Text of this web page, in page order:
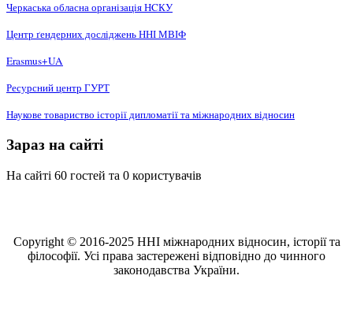
Черкаська обласна організація НCКУ
Центр ґендерних досліджень ННІ МВІФ
Erasmus+UA
Ресурсний центр ГУРТ
Наукове товариство історії дипломатії та міжнародних відносин
Зараз на сайті
На сайті 60 гостей та 0 користувачів
Copyright © 2016-2025 ННІ міжнародних відносин, історії та
філософії. Усі права застережені відповідно до чинного
законодавства України.